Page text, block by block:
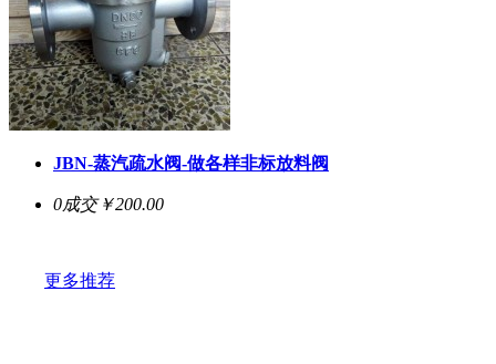
JBN-蒸汽疏水阀-做各样非标放料阀
0成交￥200.00
更多推荐